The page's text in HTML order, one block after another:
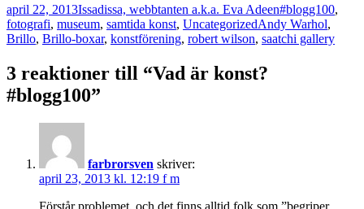
Postat
april 22, 2013Författare
Issadissa, webbtanten a.k.a. Eva AdeenKategorier
#blogg100,
fotografi, museum, samtida konst, UncategorizedTaggar
Andy Warhol,
Brillo, Brillo-boxar, konstförening, robert wilson, saatchi gallery
3 reaktioner till “Vad är konst?
#blogg100”
farbrorsven skriver:
april 23, 2013 kl. 12:19 f m
Förstår problemet, och det finns alltid folk som ”begriper